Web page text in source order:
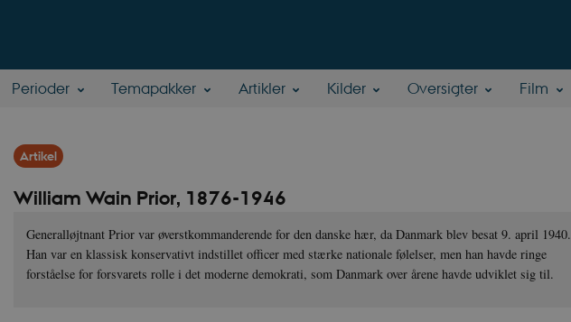
Perioder Temapakker Artikler Kilder Oversigter Film
Artikel
William Wain Prior, 1876-1946
Generalløjtnant Prior var øverstkommanderende for den danske hær, da Danmark blev besat 9. april 1940.
Han var en klassisk konservativt indstillet officer med stærke nationale følelser, men han havde ringe
forståelse for forsvarets rolle i det moderne demokrati, som Danmark over årene havde udviklet sig til.